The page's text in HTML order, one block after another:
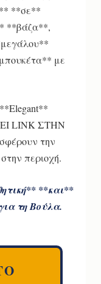
**σε**
**βάζα**,
με
LINK ΣΤΗΝ
την
περιοχή.
**και**
τη Βούλα.